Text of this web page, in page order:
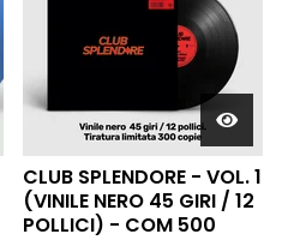
CLUB SPLENDORE - VOL. 1
(VINILE NERO 45 GIRI / 12
POLLICI) - COM 500